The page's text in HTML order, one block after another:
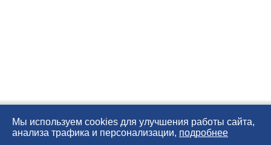
Мы используем cookies для улучшения работы сайта,
анализа трафика и персонализации, подробнее